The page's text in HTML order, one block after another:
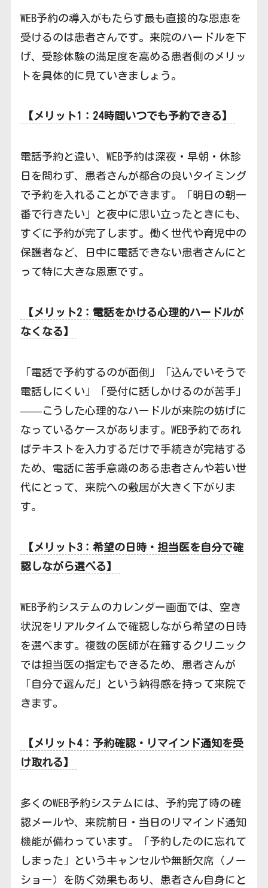
WEB予約の導入がもたらす最も直接的な恩恵を
受けるのは患者さんです。来院のハードルを下
げ、受診体験の満足度を高める患者側のメリッ
トを具体的に見ていきましょう。
【メリット1：24時間いつでも予約できる】
電話予約と違い、WEB予約は深夜・早朝・休診
日を問わず、患者さんが都合の良いタイミング
で予約を入れることができます。「明日の朝一
番で行きたい」と夜中に思い立ったときにも、
すぐに予約が完了します。働く世代や育児中の
保護者など、日中に電話できない患者さんにと
って特に大きな恩恵です。
【メリット2：電話をかける心理的ハードルが
なくなる】
「電話で予約するのが面倒」「込んでいそうで
電話しにくい」「受付に話しかけるのが苦手」
——こうした心理的なハードルが来院の妨げに
なっているケースがあります。WEB予約であれ
ばテキストを入力するだけで手続きが完結する
ため、電話に苦手意識のある患者さんや若い世
代にとって、来院への敷居が大きく下がりま
す。
【メリット3：希望の日時・担当医を自分で確
認しながら選べる】
WEB予約システムのカレンダー画面では、空き
状況をリアルタイムで確認しながら希望の日時
を選べます。複数の医師が在籍するクリニック
では担当医の指定もできるため、患者さんが
「自分で選んだ」という納得感を持って来院で
きます。
【メリット4：予約確認・リマインド通知を受
け取れる】
多くのWEB予約システムには、予約完了時の確
認メールや、来院前日・当日のリマインド通知
機能が備わっています。「予約したのに忘れて
しまった」というキャンセルや無断欠席（ノー
ショー）を防ぐ効果もあり、患者さん自身にと